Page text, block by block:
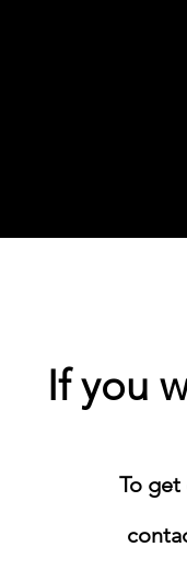
If you
​To